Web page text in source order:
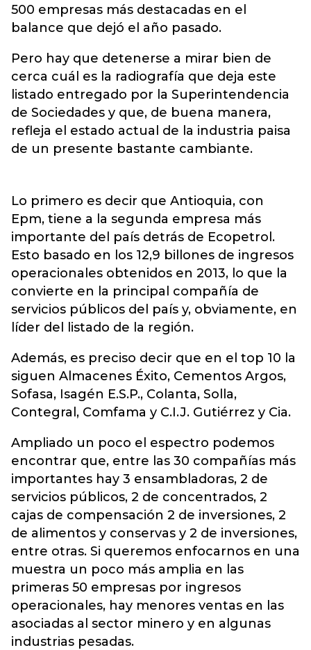
500 empresas más destacadas en el
balance que dejó el año pasado.
Pero hay que detenerse a mirar bien de
cerca cuál es la radiografía que deja este
listado entregado por la Superintendencia
de Sociedades y que, de buena manera,
refleja el estado actual de la industria paisa
de un presente bastante cambiante.
Lo primero es decir que Antioquia, con
Epm, tiene a la segunda empresa más
importante del país detrás de Ecopetrol.
Esto basado en los 12,9 billones de ingresos
operacionales obtenidos en 2013, lo que la
convierte en la principal compañía de
servicios públicos del país y, obviamente, en
líder del listado de la región.
Además, es preciso decir que en el top 10 la
siguen Almacenes Éxito, Cementos Argos,
Sofasa, Isagén E.S.P., Colanta, Solla,
Contegral, Comfama y C.I.J. Gutiérrez y Cia.
Ampliado un poco el espectro podemos
encontrar que, entre las 30 compañías más
importantes hay 3 ensambladoras, 2 de
servicios públicos, 2 de concentrados, 2
cajas de compensación 2 de inversiones, 2
de alimentos y conservas y 2 de inversiones,
entre otras. Si queremos enfocarnos en una
muestra un poco más amplia en las
primeras 50 empresas por ingresos
operacionales, hay menores ventas en las
asociadas al sector minero y en algunas
industrias pesadas.